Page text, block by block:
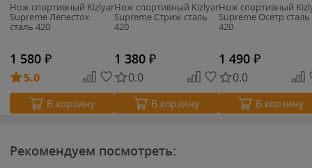
Нож спортивный Kizlyar
Supreme Лепесток
сталь 420
1 580 ₽
5.0
В корзину
Нож спортивный Kizlyar
Supreme Стриж сталь
420
1 380 ₽
0.0
В корзину
Нож спортивный
Supreme Осетр сталь
420
1 490 ₽
0.0
В корзину
Рекомендуем посмотреть: